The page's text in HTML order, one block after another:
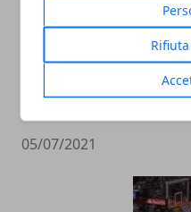
I paperoni della
redditizio business
05/07/2021